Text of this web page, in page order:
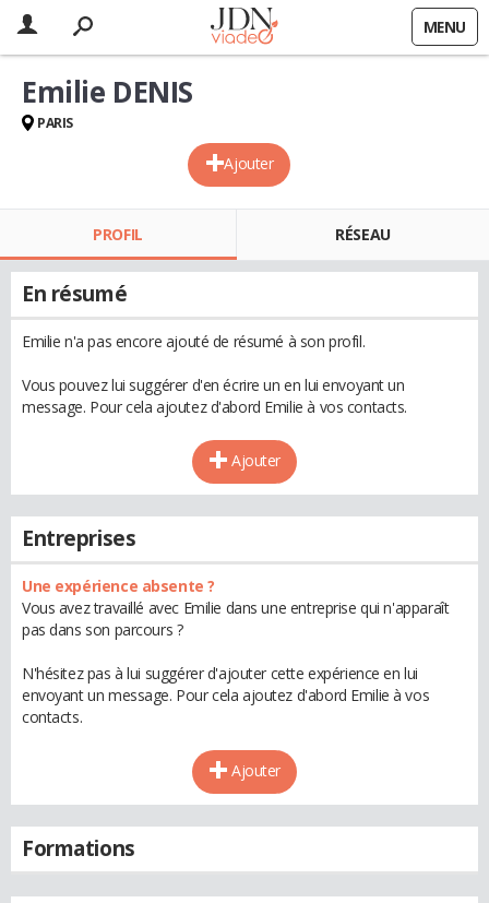
MENU
Ajouter
Emilie DENIS
PARIS
PROFIL RÉSEAU
En résumé
Emilie n'a pas encore ajouté de résumé à son profil.
Vous pouvez lui suggérer d'en écrire un en lui envoyant un
message. Pour cela ajoutez d'abord Emilie à vos contacts.
Ajouter
Entreprises
Une expérience absente ?
Vous avez travaillé avec Emilie dans une entreprise qui n'apparaît
pas dans son parcours ?
N'hésitez pas à lui suggérer d'ajouter cette expérience en lui
envoyant un message. Pour cela ajoutez d'abord Emilie à vos
contacts.
Ajouter
Formations